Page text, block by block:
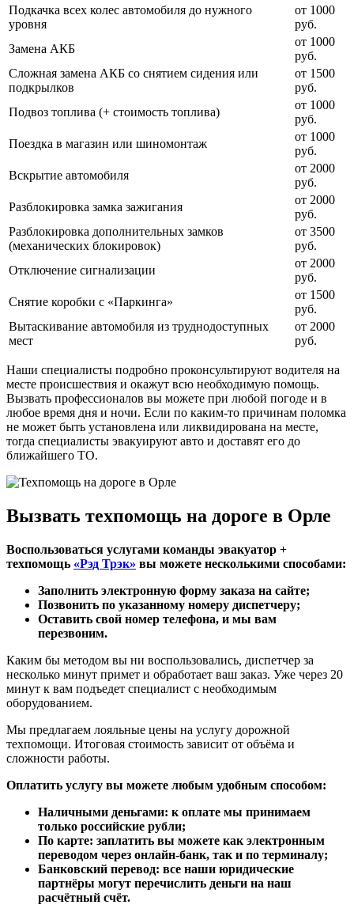
Подкачка всех колес автомобиля до нужного
уровня
от 1000
руб.
Замена АКБ
от 1000
руб.
Сложная замена АКБ со снятием сидения или
подкрылков
от 1500
руб.
Подвоз топлива (+ стоимость топлива)
от 1000
руб.
Поездка в магазин или шиномонтаж
от 1000
руб.
Вскрытие автомобиля
от 2000
руб.
Разблокировка замка зажигания
от 2000
руб.
Разблокировка дополнительных замков
(механических блокировок)
от 3500
руб.
Отключение сигнализации
от 2000
руб.
Снятие коробки с «Паркинга»
от 1500
руб.
Вытаскивание автомобиля из труднодоступных
мест
от 2000
руб.
Наши специалисты подробно проконсультируют водителя на
месте происшествия и окажут всю необходимую помощь.
Вызвать профессионалов вы можете при любой погоде и в
любое время дня и ночи. Если по каким-то причинам поломка
не может быть установлена или ликвидирована на месте,
тогда специалисты эвакуируют авто и доставят его до
ближайшего ТО.
Вызвать техпомощь на дороге в Орле
Воспользоваться услугами команды эвакуатор +
техпомощь «Рэд Трэк» вы можете несколькими способами:
Заполнить электронную форму заказа на сайте;
Позвонить по указанному номеру диспетчеру;
Оставить свой номер телефона, и мы вам
перезвоним.
Каким бы методом вы ни воспользовались, диспетчер за
несколько минут примет и обработает ваш заказ. Уже через 20
минут к вам подъедет специалист с необходимым
оборудованием.
Мы предлагаем лояльные цены на услугу дорожной
техпомощи. Итоговая стоимость зависит от объёма и
сложности работы.
Оплатить услугу вы можете любым удобным способом:
Наличными деньгами: к оплате мы принимаем
только российские рубли;
По карте: заплатить вы можете как электронным
переводом через онлайн-банк, так и по терминалу;
Банковский перевод: все наши юридические
партнёры могут перечислить деньги на наш
расчётный счёт.